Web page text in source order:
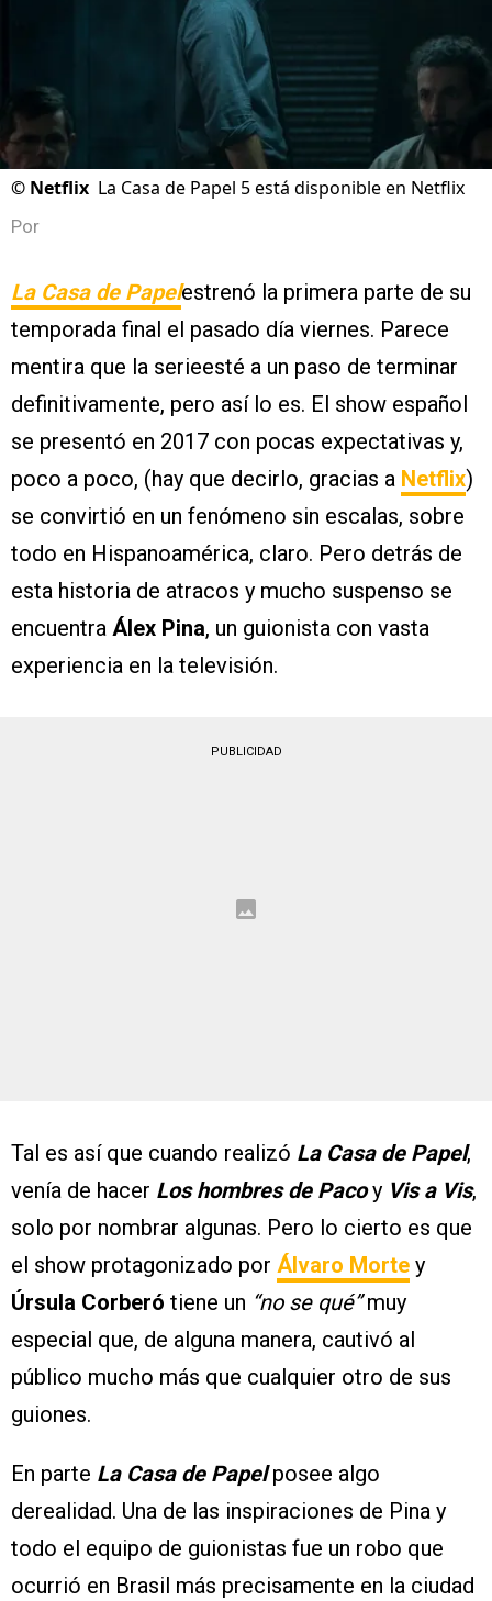
© Netflix La Casa de Papel 5 está disponible en Netflix
Por
La Casa de Papelestrenó la primera parte de su
temporada final el pasado día viernes. Parece
mentira que la serieesté a un paso de terminar
definitivamente, pero así lo es. El show español
se presentó en 2017 con pocas expectativas y,
poco a poco, (hay que decirlo, gracias a Netflix)
se convirtió en un fenómeno sin escalas, sobre
todo en Hispanoamérica, claro. Pero detrás de
esta historia de atracos y mucho suspenso se
encuentra Álex Pina, un guionista con vasta
experiencia en la televisión.
PUBLICIDAD
Tal es así que cuando realizó La Casa de Papel,
venía de hacer Los hombres de Pacoy Vis a Vis,
solo por nombrar algunas. Pero lo cierto es que
el show protagonizado por Álvaro Morte y
Úrsula Corberó tiene un “no se qué”muy
especial que, de alguna manera, cautivó al
público mucho más que cualquier otro de sus
guiones.
En parte La Casa de Papelposee algo
derealidad. Una de las inspiraciones de Pina y
todo el equipo de guionistas fue un robo que
ocurrió en Brasil más precisamente en la ciudad